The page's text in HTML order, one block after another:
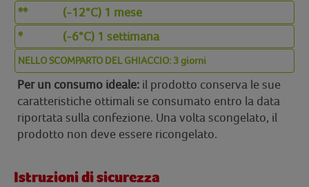
**
(-12°C) 1 mese
*
(-6°C) 1 settimana
NELLO SCOMPARTO DEL GHIACCIO: 3 giorni
Per un consumo ideale: il prodotto conserva le sue
caratteristiche ottimali se consumato entro la data
riportata sulla confezione. Una volta scongelato, il
prodotto non deve essere ricongelato.
Istruzioni di sicurezza